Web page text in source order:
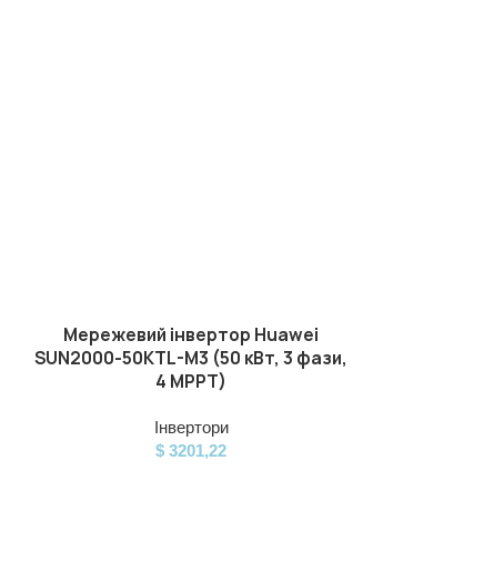
ДОДАТИ В КОШИК
Мережевий інвертор Huawei
SUN2000-50KTL-M3 (50 кВт, 3 фази,
4 MPPT)
Інвертори
$ 3201,22